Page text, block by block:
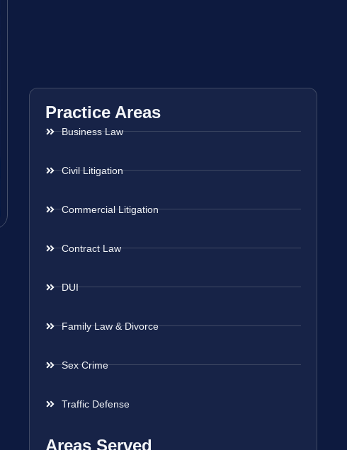
Practice Areas
Business Law
Civil Litigation
Commercial Litigation
Contract Law
DUI
Family Law & Divorce
Sex Crime
Traffic Defense
Areas Served